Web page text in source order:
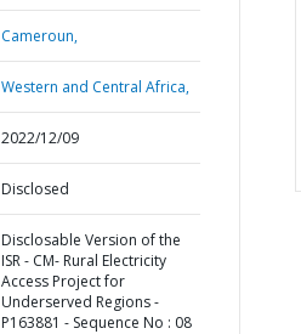
Cameroun,
Western and Central Africa,
2022/12/09
Disclosed
Disclosable Version of the
ISR - CM- Rural Electricity
Access Project for
Underserved Regions -
P163881 - Sequence No : 08